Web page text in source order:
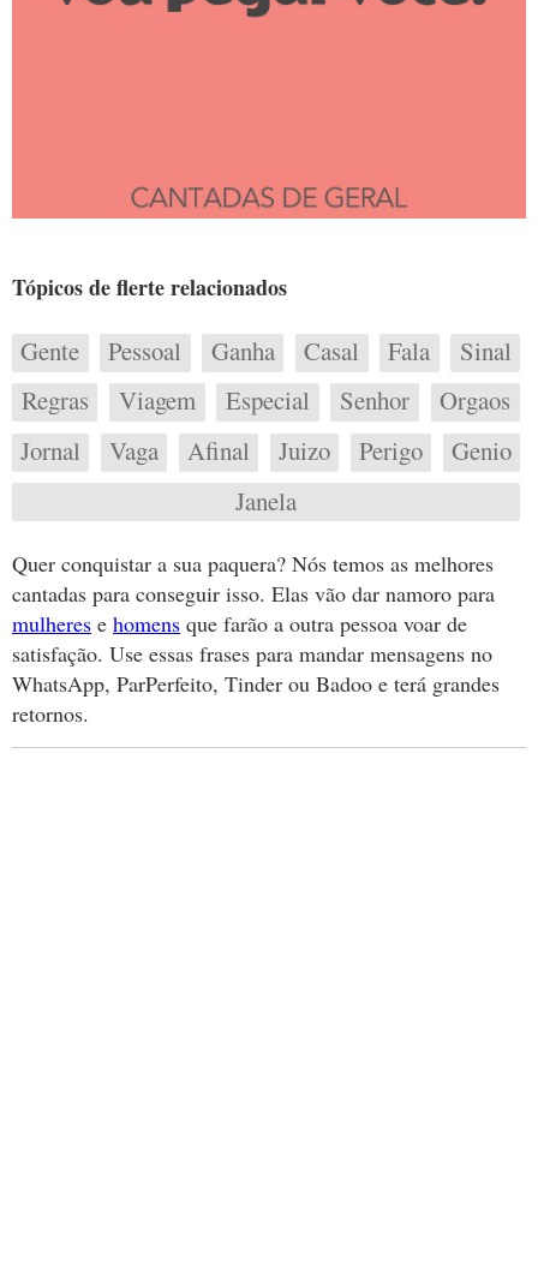
Tópicos de flerte relacionados
Gente Pessoal Ganha Casal Fala
Sinal
Regras
Viagem Especial Senhor
Orgaos
Jornal
Vaga Afinal Juizo Perigo
Genio
Janela
Quer conquistar a sua paquera? Nós temos as melhores
cantadas para conseguir isso. Elas vão dar namoro para
mulheres e homens que farão a outra pessoa voar de
satisfação. Use essas frases para mandar mensagens no
WhatsApp, ParPerfeito, Tinder ou Badoo e terá grandes
retornos.